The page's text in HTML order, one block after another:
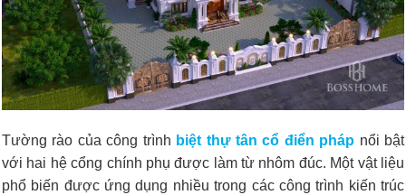
Tường rào của công trình biệt thự tân cổ điển pháp nổi bật
với hai hệ cổng chính phụ được làm từ nhôm đúc. Một vật liệu
phổ biến được ứng dụng nhiều trong các công trình kiến trúc